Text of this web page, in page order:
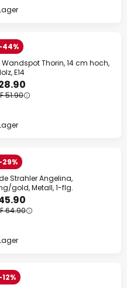
44%
Thorin, 14 cm hoch,
E14
51.90
29%
Strahler Angelina,
gold, Metall, 1-flg.
64.90